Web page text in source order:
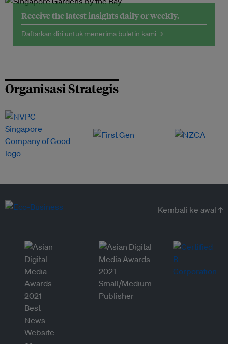
Receive the latest insights daily or weekly.
Daftarkan diri untuk menerima buletin kami →
Organisasi Strategis
Kembali ke awal ↑